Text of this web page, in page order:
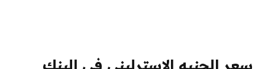
سعر الجنيه الاسترليني فى البنك